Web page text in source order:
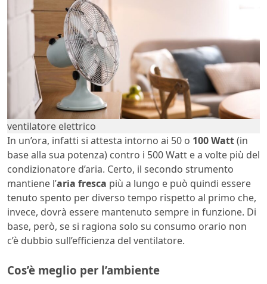
ventilatore elettrico
In un’ora, infatti si attesta intorno ai 50 o 100 Watt(in
base alla sua potenza) contro i 500 Watt e a volte più del
condizionatore d’aria. Certo, il secondo strumento
mantiene l’aria fresca più a lungo e può quindi essere
tenuto spento per diverso tempo rispetto al primo che,
invece, dovrà essere mantenuto sempre in funzione. Di
base, però, se si ragiona solo su consumo orario non
c’è dubbio sull’efficienza del ventilatore.
Cos’è meglio per l’ambiente